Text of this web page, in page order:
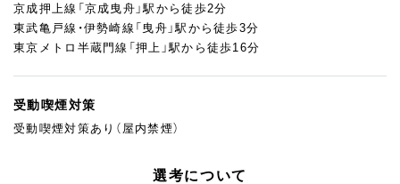
京成押上線「京成曳舟」駅から徒歩2分
東武亀戸線・伊勢崎線「曳舟」駅から徒歩3分
東京メトロ半蔵門線「押上」駅から徒歩16分
受動喫煙対策
受動喫煙対策あり（屋内禁煙）
選考について